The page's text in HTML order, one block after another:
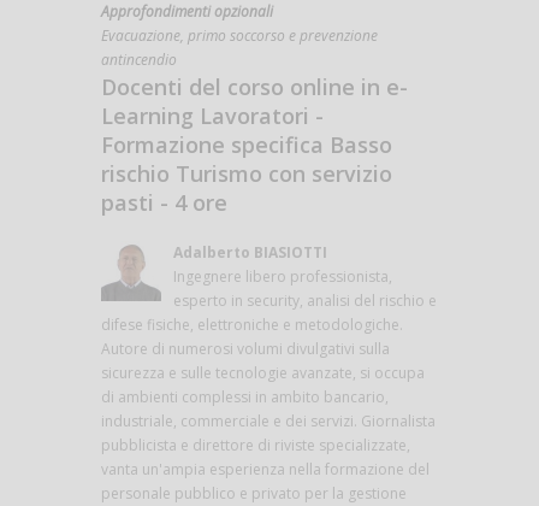
Approfondimenti opzionali
Evacuazione, primo soccorso e prevenzione
antincendio
Docenti del corso online in e-
Learning Lavoratori -
Formazione specifica Basso
rischio Turismo con servizio
pasti - 4 ore
Adalberto BIASIOTTI
Ingegnere libero professionista,
esperto in security, analisi del rischio e
difese fisiche, elettroniche e metodologiche.
Autore di numerosi volumi divulgativi sulla
sicurezza e sulle tecnologie avanzate, si occupa
di ambienti complessi in ambito bancario,
industriale, commerciale e dei servizi. Giornalista
pubblicista e direttore di riviste specializzate,
vanta un'ampia esperienza nella formazione del
personale pubblico e privato per la gestione